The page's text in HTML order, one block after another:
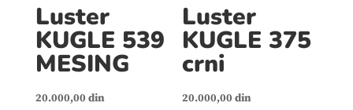
Luster
KUGLE 539
MESING
20.000,00 din
Luster
KUGLE 375
crni
20.000,00 din